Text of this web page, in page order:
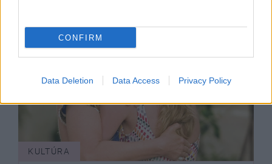
CONFIRM
Data Deletion Data Access Privacy Policy
KULTÚRA